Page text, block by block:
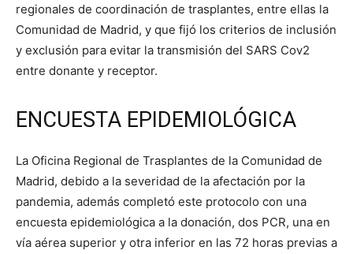
regionales de coordinación de trasplantes, entre ellas la
Comunidad de Madrid, y que fijó los criterios de inclusión
y exclusión para evitar la transmisión del SARS Cov2
entre donante y receptor.
ENCUESTA EPIDEMIOLÓGICA
La Oficina Regional de Trasplantes de la Comunidad de
Madrid, debido a la severidad de la afectación por la
pandemia, además completó este protocolo con una
encuesta epidemiológica a la donación, dos PCR, una en
vía aérea superior y otra inferior en las 72 horas previas a